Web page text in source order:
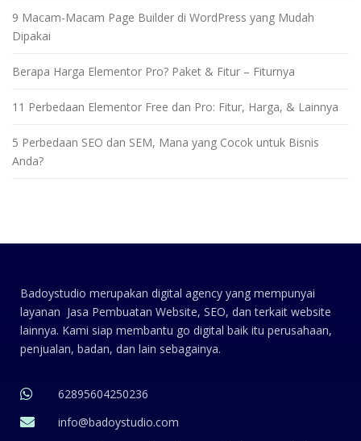
9 Macam-Macam Page Builder di WordPress yang Mudah
Dipakai
Berapa Harga Elementor Pro? Paket & Fitur – Fiturnya
11 Perbedaan Elementor Free dan Pro: Fitur, Harga, & Lainnya
5 Perbedaan SEO dan SEM, Mana yang Cocok untuk Bisnis
Anda?
Badoystudio merupakan digital agency yang mempunyai
layanan Jasa Pembuatan Website, SEO, dan terkait website
lainnya. Kami siap membantu go digital baik itu perusahaan,
penjualan, badan, dan lain sebagainya.
62895604250236
info@badoystudio.com